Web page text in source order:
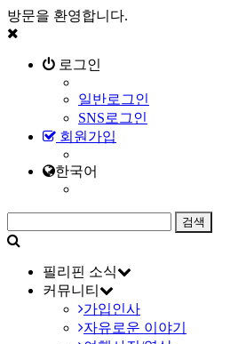
방문을 환영합니다.
로그인
일반로그인
SNS로그인
회원가입
한국어
필리핀 소식
커뮤니티
가입인사
자유로운 이야기